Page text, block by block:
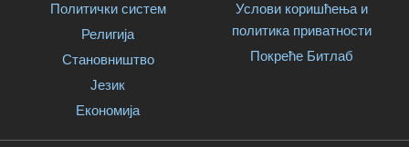
Политички систем
Религија
Становништво
Језик
Економија
Услови коришћења и
политика приватности
Покреће Битлаб